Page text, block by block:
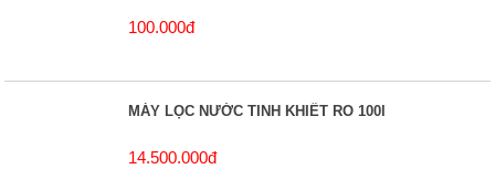
100.000đ
MÁY LỌC NƯỚC TINH KHIẾT RO 100l
14.500.000đ